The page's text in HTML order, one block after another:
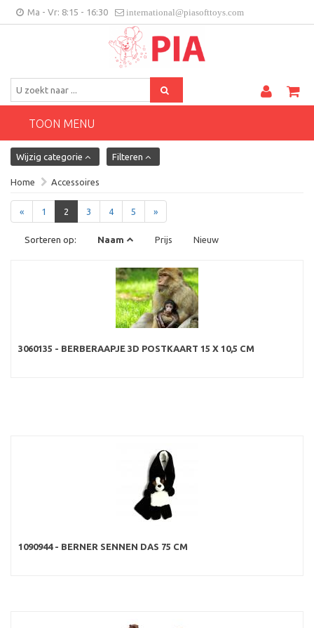
Ma - Vr: 8:15 - 16:30 international@piasofttoys.com
Klantenfeedback
BE/NL
TOON MENU
Wijzig categorie Filteren
Home Accessoires
« 1 2 3 4 5 »
Sorteren op: Naam Prijs Nieuw
3060135 - BERBERAAPJE 3D POSTKAART 15 X 10,5 CM
1090944 - BERNER SENNEN DAS 75 CM